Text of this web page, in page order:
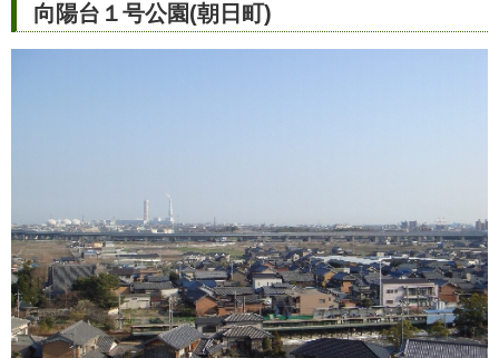
向陽台１号公園(朝日町)